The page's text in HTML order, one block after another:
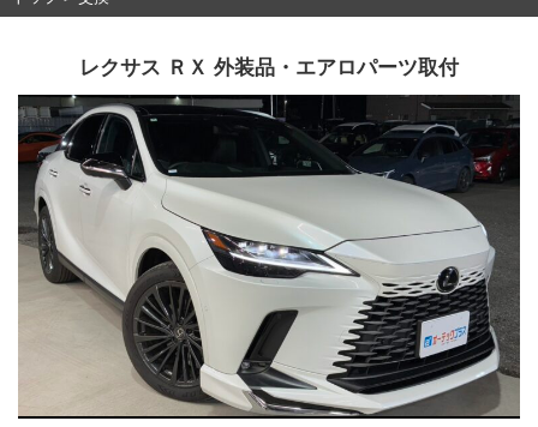
在庫車情報
オーテックプラスとは
ご購入の流れ
オーテック安心保証
車検・ピットサービス
買取無料査定
お問合せ
レクサス ＲＸ 外装品・エアロパーツ取付